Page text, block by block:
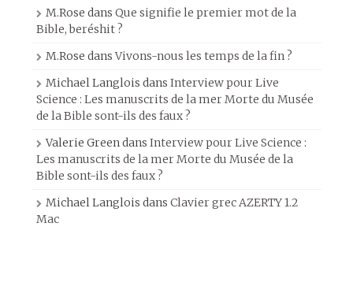
M.Rose dans Que signifie le premier mot de la
Bible, beréshit ?
M.Rose dansVivons-nous les temps de la fin ?
Michael Langlois dans Interview pour Live
Science : Les manuscrits de la mer Morte du Musée
de la Bible sont-ils des faux ?
Valerie Greendans Interview pour Live Science :
Les manuscrits de la mer Morte du Musée de la
Bible sont-ils des faux ?
Michael Langlois dans Clavier grec AZERTY 1.2
Mac